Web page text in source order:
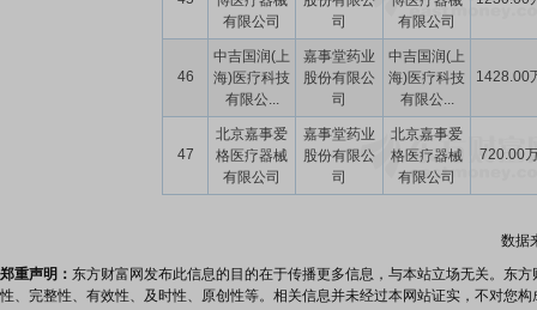
有限公司
司
有限公司
46
中吉国润(上
海)医疗科技
有限公...
嘉事堂药业
股份有限公
司
中吉国润(上
海)医疗科技
有限公...
1428.00
47
北京嘉事爱
格医疗器械
有限公司
嘉事堂药业
股份有限公
司
北京嘉事爱
格医疗器械
有限公司
720.00
数据
郑重声明： 东方财富网发布此信息的目的在于传播更多信息，与本站立场无关。东
性、完整性、有效性、及时性、原创性等。相关信息并未经过本网站证实，不对您